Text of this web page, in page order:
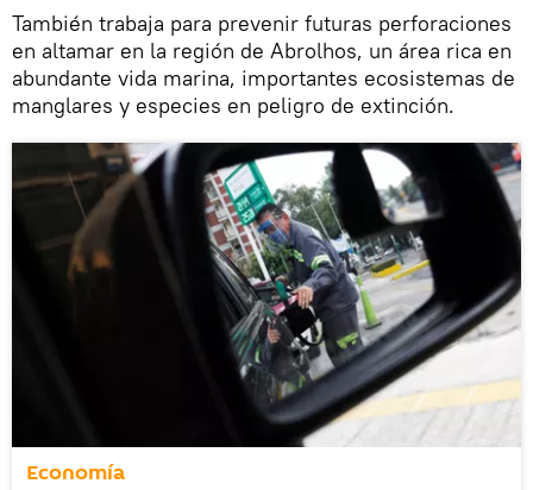
También trabaja para prevenir futuras perforaciones
en altamar en la región de Abrolhos, un área rica en
abundante vida marina, importantes ecosistemas de
manglares y especies en peligro de extinción.
Economía